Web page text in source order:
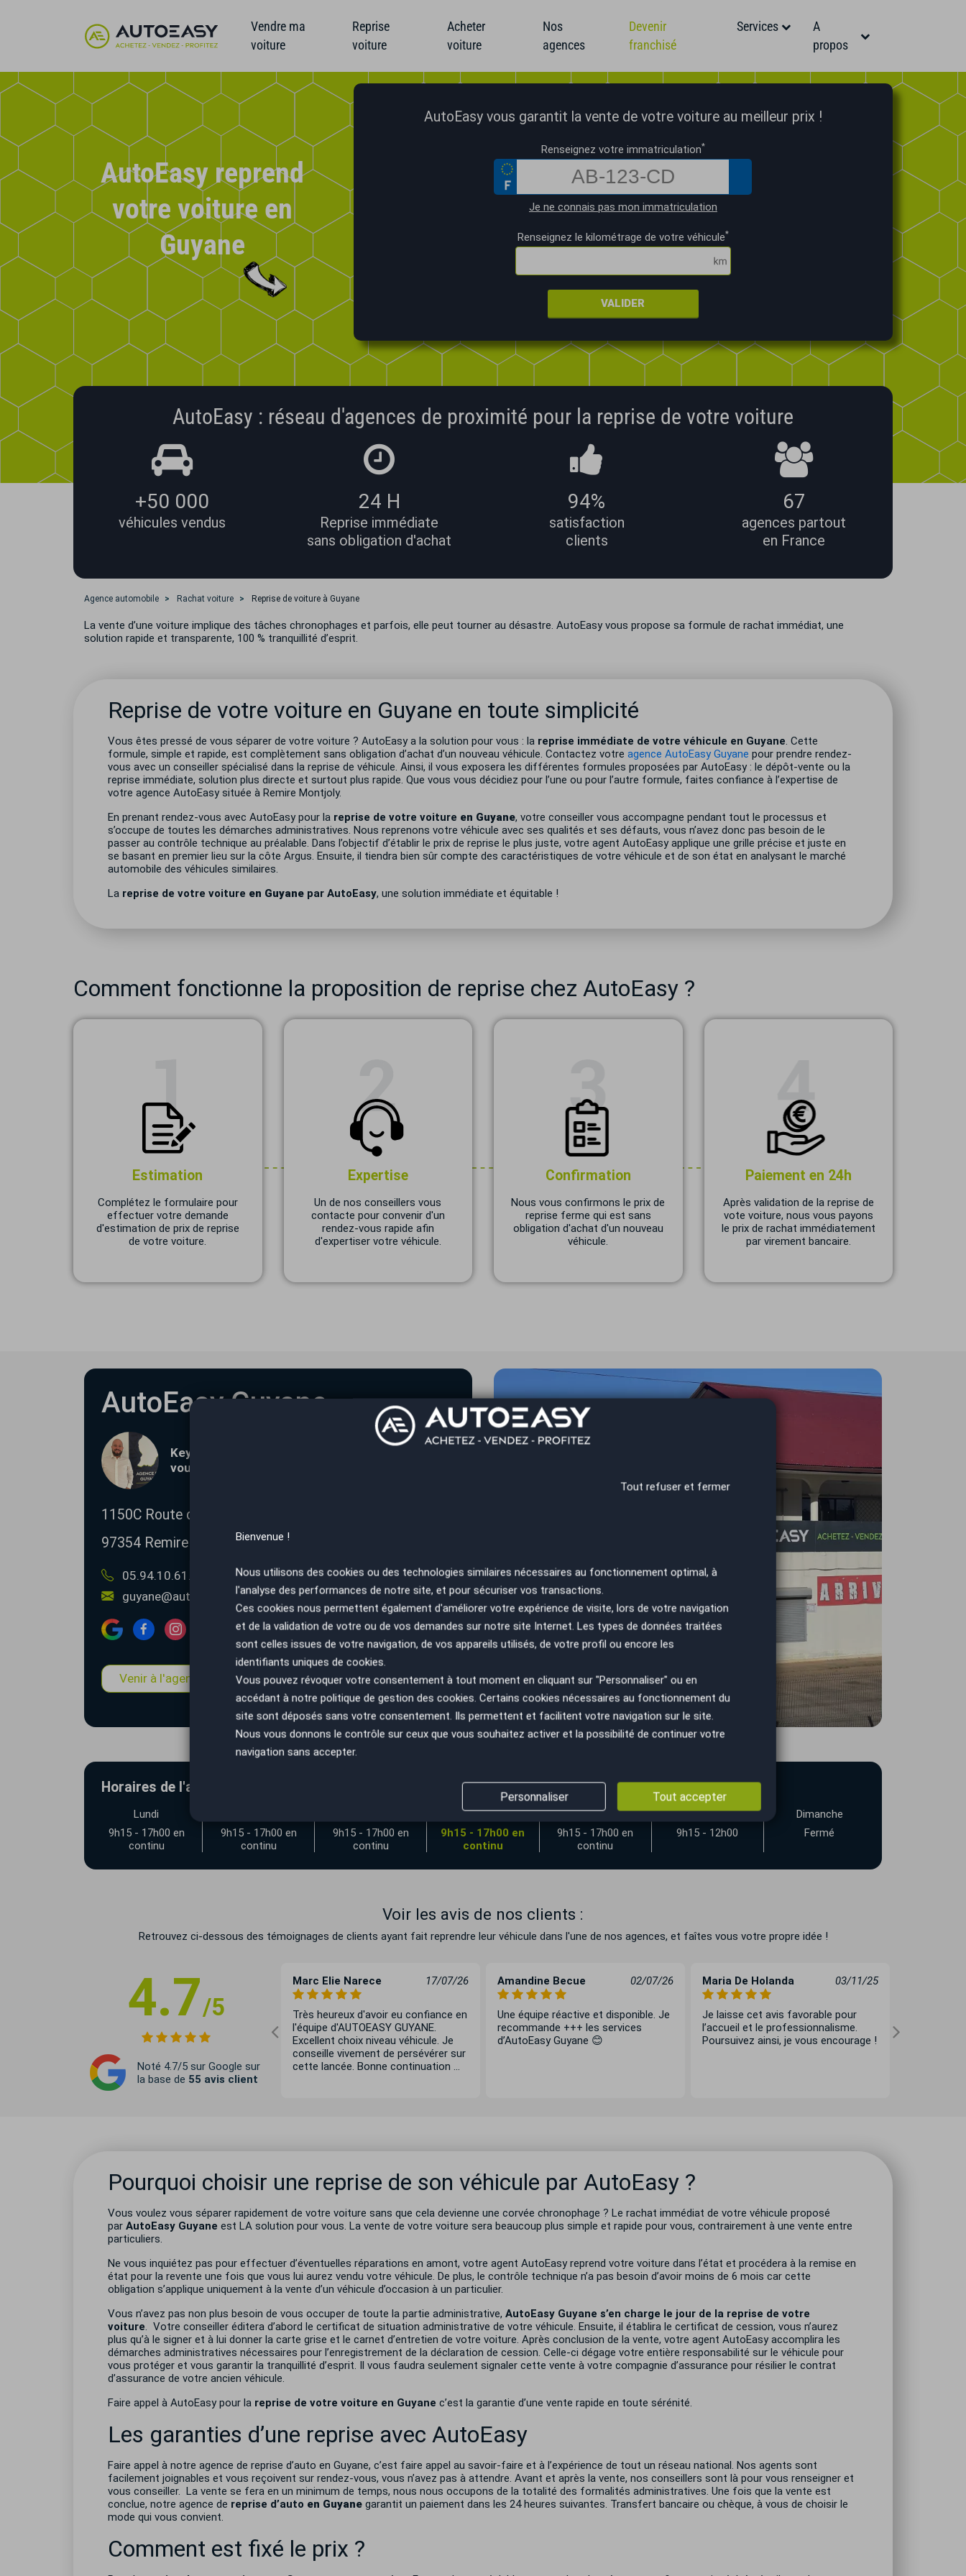
Vendre ma
voiture
Reprise
voiture
Acheter
voiture
Nos
agences
Devenir
franchisé
Services
A
propos
AutoEasy reprend
votre voiture en
Guyane
AutoEasy vous garantit la vente de votre voiture au meilleur prix !
Renseignez votre immatriculation*
Je ne connais pas mon immatriculation
Renseignez le kilométrage de votre véhicule*
VALIDER
AutoEasy : réseau d'agences de proximité pour la reprise de votre voiture
+50 000
véhicules vendus
24 H
Reprise immédiate
sans obligation d'achat
94%
satisfaction
clients
67
agences partout
en France
Agence automobile Rachat voiture Reprise de voiture à Guyane
La vente d’une voiture implique des tâches chronophages et parfois, elle peut tourner au désastre. AutoEasy vous propose sa formule de rachat immédiat, une
solution rapide et transparente, 100 % tranquillité d’esprit.
Reprise de votre voiture en Guyane en toute simplicité
Vous êtes pressé de vous séparer de votre voiture ? AutoEasy a la solution pour vous : la reprise immédiate de votre véhicule en Guyane. Cette
formule, simple et rapide, est complètement sans obligation d’achat d’un nouveau véhicule. Contactez votre agence AutoEasy Guyane pour prendre rendez-
vous avec un conseiller spécialisé dans la reprise de véhicule. Ainsi, il vous exposera les différentes formules proposées par AutoEasy : le dépôt-vente ou la
reprise immédiate, solution plus directe et surtout plus rapide. Que vous vous décidiez pour l’une ou pour l’autre formule, faites confiance à l’expertise de
votre agence AutoEasy située à Remire Montjoly.
En prenant rendez-vous avec AutoEasy pour la reprise de votre voiture en Guyane, votre conseiller vous accompagne pendant tout le processus et
s’occupe de toutes les démarches administratives. Nous reprenons votre véhicule avec ses qualités et ses défauts, vous n’avez donc pas besoin de le
passer au contrôle technique au préalable. Dans l’objectif d’établir le prix de reprise le plus juste, votre agent AutoEasy applique une grille précise et juste en
se basant en premier lieu sur la côte Argus. Ensuite, il tiendra bien sûr compte des caractéristiques de votre véhicule et de son état en analysant le marché
automobile des véhicules similaires.
La reprise de votre voiture en Guyane par AutoEasy, une solution immédiate et équitable !
Comment fonctionne la proposition de reprise chez AutoEasy ?
Estimation
Complétez le formulaire pour
effectuer votre demande
d'estimation de prix de reprise
de votre voiture.
Expertise
Un de nos conseillers vous
contacte pour convenir d'un
rendez-vous rapide afin
d'expertiser votre véhicule.
Confirmation
Nous vous confirmons le prix de
reprise ferme qui est sans
obligation d'achat d'un nouveau
véhicule.
Paiement en 24h
Après validation de la reprise de
vote voiture, nous vous payons
le prix de rachat immédiatement
par virement bancaire.
AutoEasy Guyane
Keyne MARTIN-COLARDEAU et son équipe
vous accueillent à l'agence de Guyane
1150C Route de Montjoly,
97354 Remire Montjoly
05.94.10.61.10
guyane@autoeasy.fr
Venir à l'agence Estimation de ma voiture
Horaires de l'agence AutoEasy Guyane
Lundi
9h15 - 17h00 en
continu
9h15 - 17h00 en
continu
9h15 - 17h00 en
continu
Jeudi
9h15 - 17h00 en
continu
Vendredi
9h15 - 17h00 en
continu
Samedi
9h15 - 12h00
Dimanche
Fermé
Voir les avis de nos clients :
Retrouvez ci-dessous des témoignages de clients ayant fait reprendre leur véhicule dans l'une de nos agences, et faîtes vous votre propre idée !
4.7/5
Noté 4.7/5 sur Google sur
la base de 55 avis client
Prisca Lafosse-marin
Auto easy Guyane m’a accompagné
véhicule. Bravo à l’équipe pour la
disponibilité et le sérieux, très
satisfaite !!
Marc Elie Narece 17/07/26
Très heureux d'avoir eu confiance en
l'équipe d'AUTOEASY GUYANE.
Excellent choix niveau véhicule. Je
conseille vivement de persévérer sur
cette lancée. Bonne continuation ...
Amandine Becue 02/07/26
Une équipe réactive et disponible. Je
recommande +++ les services
d’AutoEasy Guyane 😊
Maria De Holanda 03/11/25
Je laisse cet avis favorable pour
l’accueil et le professionnalisme.
Poursuivez ainsi, je vous encourage !
Pourquoi choisir une reprise de son véhicule par AutoEasy ?
Vous voulez vous séparer rapidement de votre voiture sans que cela devienne une corvée chronophage ? Le rachat immédiat de votre véhicule proposé
par AutoEasy Guyane est LA solution pour vous. La vente de votre voiture sera beaucoup plus simple et rapide pour vous, contrairement à une vente entre
particuliers.
Ne vous inquiétez pas pour effectuer d’éventuelles réparations en amont, votre agent AutoEasy reprend votre voiture dans l’état et procédera à la remise en
état pour la revente une fois que vous lui aurez vendu votre véhicule. De plus, le contrôle technique n’a pas besoin d’avoir moins de 6 mois car cette
obligation s’applique uniquement à la vente d’un véhicule d’occasion à un particulier.
Vous n’avez pas non plus besoin de vous occuper de toute la partie administrative, AutoEasy Guyane s’en charge le jour de la reprise de votre
voiture. Votre conseiller éditera d’abord le certificat de situation administrative de votre véhicule. Ensuite, il établira le certificat de cession, vous n’aurez
plus qu’à le signer et à lui donner la carte grise et le carnet d’entretien de votre voiture. Après conclusion de la vente, votre agent AutoEasy accomplira les
démarches administratives nécessaires pour l’enregistrement de la déclaration de cession. Celle-ci dégage votre entière responsabilité sur le véhicule pour
vous protéger et vous garantir la tranquillité d’esprit. Il vous faudra seulement signaler cette vente à votre compagnie d’assurance pour résilier le contrat
d’assurance de votre ancien véhicule.
Faire appel à AutoEasy pour la reprise de votre voiture en Guyane c’est la garantie d’une vente rapide en toute sérénité.
Les garanties d’une reprise avec AutoEasy
Faire appel à notre agence de reprise d’auto en Guyane, c’est faire appel au savoir-faire et à l’expérience de tout un réseau national. Nos agents sont
facilement joignables et vous reçoivent sur rendez-vous, vous n’avez pas à attendre. Avant et après la vente, nos conseillers sont là pour vous renseigner et
vous conseiller. La vente se fera en un minimum de temps, nous nous occupons de la totalité des formalités administratives. Une fois que la vente est
conclue, notre agence de reprise d’auto en Guyane garantit un paiement dans les 24 heures suivantes. Transfert bancaire ou chèque, à vous de choisir le
mode qui vous convient.
Comment est fixé le prix ?
Tout refuser et fermer
Bienvenue !
Nous utilisons des cookies ou des technologies similaires nécessaires au fonctionnement optimal, à
l'analyse des performances de notre site, et pour sécuriser vos transactions.
Ces cookies nous permettent également d'améliorer votre expérience de visite, lors de votre navigation
et de la validation de votre ou de vos demandes sur notre site Internet. Les types de données traitées
sont celles issues de votre navigation, de vos appareils utilisés, de votre profil ou encore les
identifiants uniques de cookies.
Vous pouvez révoquer votre consentement à tout moment en cliquant sur "Personnaliser" ou en
accédant à notre politique de gestion des cookies. Certains cookies nécessaires au fonctionnement du
site sont déposés sans votre consentement. Ils permettent et facilitent votre navigation sur le site.
Nous vous donnons le contrôle sur ceux que vous souhaitez activer et la possibilité de continuer votre
navigation sans accepter.
Tout accepter
Personnaliser